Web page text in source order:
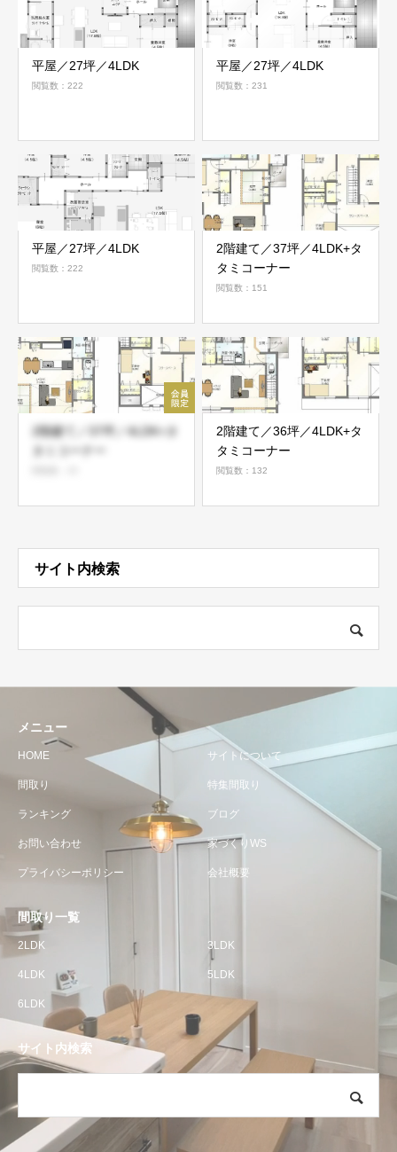
平屋／27坪／4LDK
閲覧数：222
平屋／27坪／4LDK
閲覧数：231
平屋／27坪／4LDK
閲覧数：222
2階建て／37坪／4LDK+タ
タミコーナー
閲覧数：151
2階建て／37坪／4LDK+タ
2階建て／36坪／4LDK+タ
タミコーナー
閲覧数：132
サイト内検索
メニュー
HOME サイトについて
間取り 特集間取り
ランキング ブログ
お問い合わせ 家づくりWS
プライバシーポリシー 会社概要
間取り一覧
2LDK 3LDK
4LDK 5LDK
6LDK
サイト内検索